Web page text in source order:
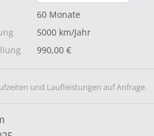
60 Monate
5000 km/Jahr
990,00 €
und Laufleistungen auf Anfrage.